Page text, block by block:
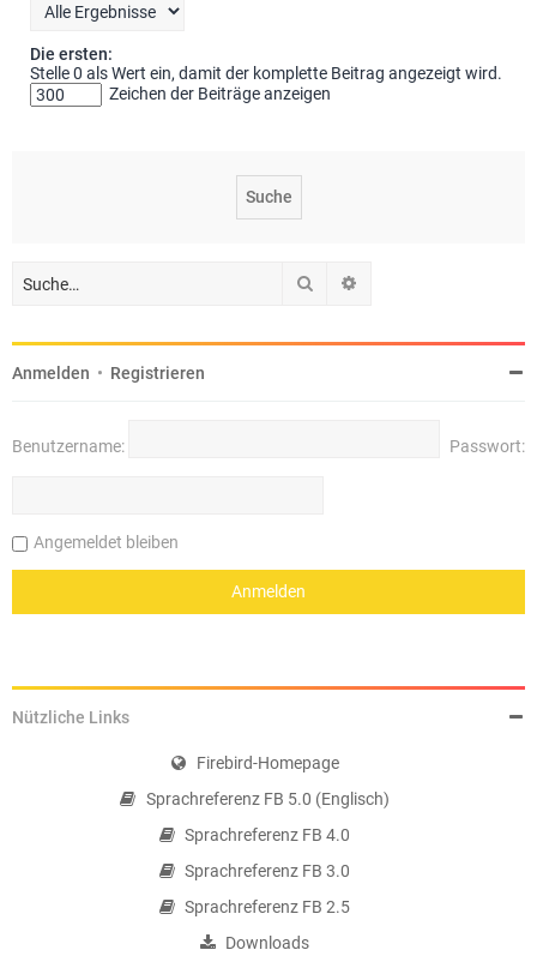
Die ersten:
Stelle 0 als Wert ein, damit der komplette Beitrag angezeigt wird.
Zeichen der Beiträge anzeigen
Suche
Anmelden • Registrieren
Benutzername: Passwort:
Angemeldet bleiben
Nützliche Links
Firebird-Homepage
Sprachreferenz FB 5.0 (Englisch)
Sprachreferenz FB 4.0
Sprachreferenz FB 3.0
Sprachreferenz FB 2.5
Downloads